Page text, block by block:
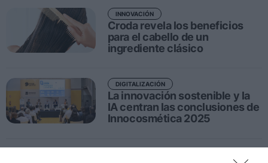
EN
Croda revela los beneficios
para el cabello de un
ingrediente clásico
INNOVACIÓN
La innovación sostenible y la
IA centran las conclusiones de
Innocosmética 2025
DIGITALIZACIÓN